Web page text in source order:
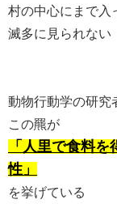
村の中心にまで入
滅多に見られない
動物行動学の研究
この羆が
「人里で食料
性」
を挙げている